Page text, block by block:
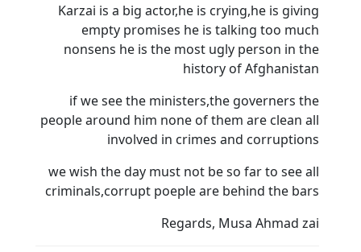
Karzai is a big actor,he is crying,he is giving
empty promises he is talking too much
nonsens he is the most ugly person in the
history of Afghanistan
if we see the ministers,the governers the
people around him none of them are clean all
involved in crimes and corruptions
we wish the day must not be so far to see all
criminals,corrupt poeple are behind the bars
Regards, Musa Ahmad zai